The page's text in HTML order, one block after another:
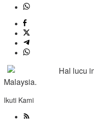
Hal lucu
Malaysia.
Ikuti Kami